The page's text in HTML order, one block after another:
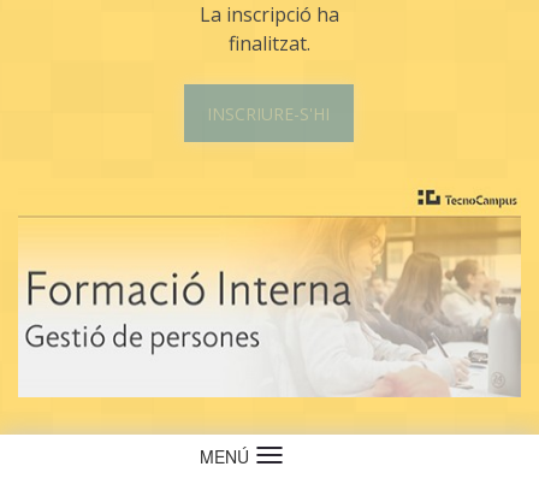
La inscripció ha
finalitzat.
INSCRIURE-S'HI
MENÚ Idioma